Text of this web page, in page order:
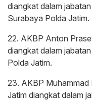
diangkat dalam
Surabaya Polda Jatim.
22. AKBP Anton
diangkat dalam
Polda Jatim.
23. AKBP Muhammad
Jatim diangkat dalam